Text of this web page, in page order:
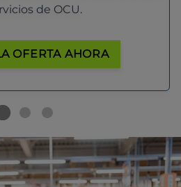
de OCU.
OFERTA AHORA